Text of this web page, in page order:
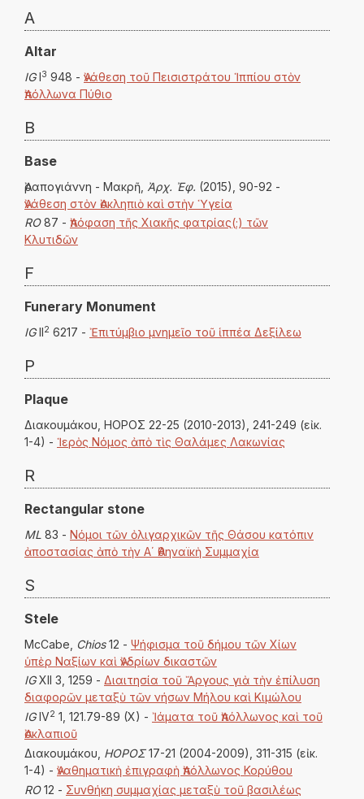
A
Altar
IGI3 948 - Ἀνάθεση τοῦ Πεισιστράτου Ἱππίου στὸν
Ἀπόλλωνα Πύθιο
B
Base
Ἀραπογιάννη - Μακρῆ, Ἀρχ. Ἐφ. (2015), 90-92 -
Ἀνάθεση στὸν Ἀσκληπιὸ καὶ στὴν Ὑγεία
RO87 - Ἀπόφαση τῆς Χιακῆς φατρίας(;) τῶν
Κλυτιδῶν
F
Funerary Monument
IGII2 6217 - Ἐπιτύμβιο μνημεῖο τοῦ ἱππέα Δεξίλεω
P
Plaque
Διακουμάκου, ΗΟΡΟΣ 22-25 (2010-2013), 241-249 (εἰκ.
1-4) - Ἱερὸς Νόμος ἀπὸ τὶς Θαλάμες Λακωνίας
R
Rectangular stone
ML 83 - Νόμοι τῶν ὀλιγαρχικῶν τῆς Θάσου κατόπιν
ἀποστασίας ἀπὸ τὴν Α΄ Ἀθηναϊκὴ Συμμαχία
S
Stele
McCabe, Chios12 - Ψήφισμα τοῦ δήμου τῶν Χίων
ὑπὲρ Ναξίων καὶ Ἀνδρίων δικαστῶν
IGXII 3, 1259 - Διαιτησία τοῦ Ἄργους γιὰ τὴν ἐπίλυση
διαφορῶν μεταξὺ τῶν νήσων Μήλου καὶ Κιμώλου
IGIV2 1, 121.79-89 (X) - Ἰάματα τοῦ Ἀπόλλωνος καὶ τοῦ
Ἀσκλαπιοῦ
Διακουμάκου, ΗΟΡΟΣ17-21 (2004-2009), 311-315 (εἰκ.
1-4) - Ἀναθηματικὴ ἐπιγραφὴ Ἀπόλλωνος Κορύθου
RO12 - Συνθήκη συμμαχίας μεταξὺ τοῦ βασιλέως